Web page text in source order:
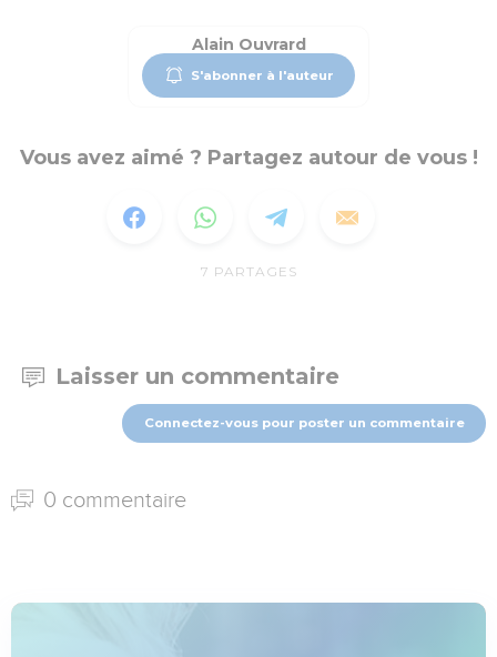
Alain Ouvrard
S'abonner à l'auteur
Vous avez aimé ? Partagez autour de vous !
7 PARTAGES
Laisser un commentaire
Connectez-vous pour poster un commentaire
0 commentaire